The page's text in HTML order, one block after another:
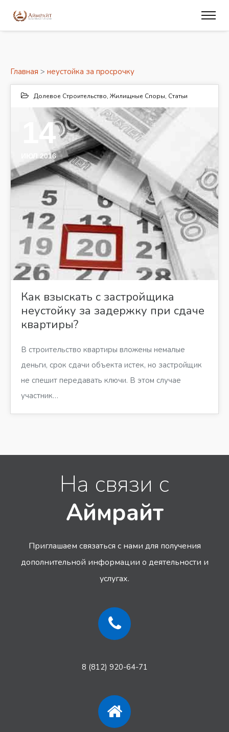
Главная > неустойка за просрочку
Долевое Строительство, Жилищные Споры, Статьи
14
ИЮЛ 2016
Как взыскать с застройщика
неустойку за задержку при сдаче
квартиры?
В строительство квартиры вложены немалые
деньги, срок сдачи объекта истек, но застройщик
не спешит передавать ключи. В этом случае
участник…
На связи с
Аймрайт
Приглашаем связаться с нами для получения
дополнительной информации о деятельности и
услугах.
8 (812) 920-64-71